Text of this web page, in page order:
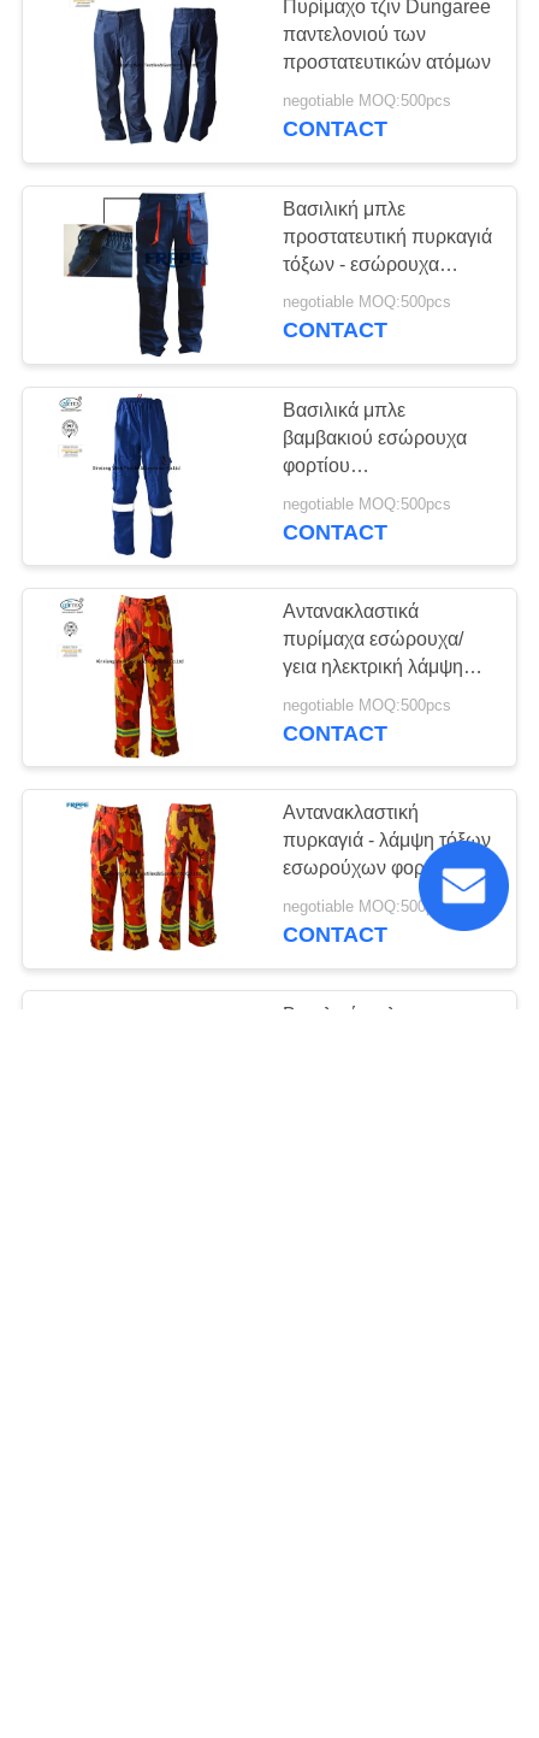
Πυρίμαχο τζιν Dungaree
παντελονιού των
προστατευτικών ατόμων
negotiable MOQ:500pcs
CONTACT
Βασιλική μπλε
προστατευτική πυρκαγιά
τόξων - εσώρουχα
εργασίας
καθυστερούντω
negotiable MOQ:500pcs
CONTACT
Βασιλικά μπλε
βαμβακιού εσώρουχα
φορτίου
οξυγονοκολλητών
εκτιμημένα FR με την
negotiable MOQ:500pcs
CONTACT
Αντανακλαστικά
πυρίμαχα εσώρουχα/
γεια ηλεκτρική λάμψη
τόξων εσωρούχων Vis
FR προστατευτική
negotiable MOQ:500pcs
CONTACT
Αντανακλαστική
πυρκαγιά - λάμψη τόξων
εσωρούχων φορτίου
καθυστερούντω
προστατευτική
negotiable MOQ:500pcs
CONTACT
Βασιλικό μπλε